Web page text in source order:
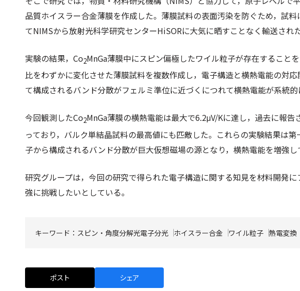
品質ホイスラー合金薄膜を作成した。薄膜試料の表面汚染を防ぐため，試
てNIMSから放射光科学研究センターHiSORに大気に晒すことなく輸送された
実験の結果，Co2MnGa薄膜中にスピン偏極したワイル粒子が存在すること
比をわずかに変化させた薄膜試料を複数作成し，電子構造と横熱電能の対
て構成されるバンド分散がフェルミ準位に近づくにつれて横熱電能が系統的
今回観測したCo2MnGa薄膜の横熱電能は最大で6.2μV/Kに達し，過去に報告
っており，バルク単結晶試料の最高値にも匹敵した。これらの実験結果は
子から構成されるバンド分散が巨大仮想磁場の源となり，横熱電能を増強し
研究グループは，今回の研究で得られた電子構造に関する知見を材料開発
強に挑戦したいとしている。
キーワード： スピン・角度分解光電子分光 ホイスラー合金 ワイル粒子 熱電変換
ポスト シェア